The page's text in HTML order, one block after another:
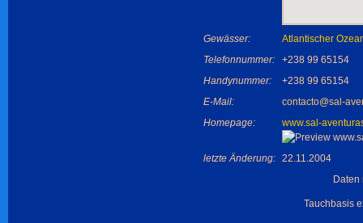
Gewässer:
Atlantischer
Telefonnummer:
+238 99 65154
Handynummer:
+238 99 65154
E-Mail:
contacto@sal-
Homepage:
www.sal-
letzte Änderung: 22.11.2004
Tauchbasis